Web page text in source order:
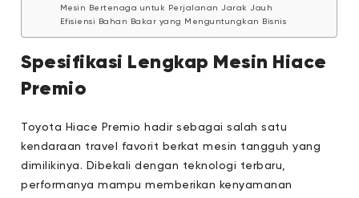
Mesin Bertenaga untuk Perjalanan Jarak Jauh
Efisiensi Bahan Bakar yang Menguntungkan Bisnis
Spesifikasi Lengkap Mesin Hiace
Premio
Toyota Hiace Premio hadir sebagai salah satu
kendaraan travel favorit berkat mesin tangguh yang
dimilikinya. Dibekali dengan teknologi terbaru,
performanya mampu memberikan kenyamanan